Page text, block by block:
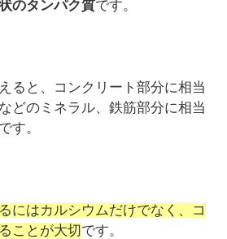
のタンパク質です。
ると、コンクリート部分に相当
どのミネラル、鉄筋部分に相当
す。
にはカルシウムだけでなく、コ
ことが大切です。